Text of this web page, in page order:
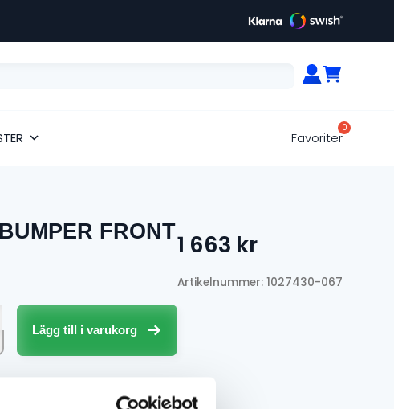
Favoriter
FRONT1 663 kr
Artikelnummer: 1027430-067
Lägg till i varukorg